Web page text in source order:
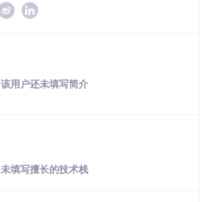
该用户还未填写简介
未填写擅长的技术栈